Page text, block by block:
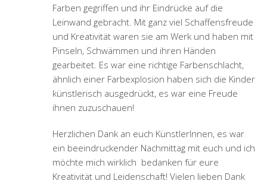
Farben gegriffen und ihr Eindrücke auf die
Leinwand gebracht. Mit ganz viel Schaffensfreude
und Kreativität waren sie am Werk und haben mit
Pinseln, Schwämmen und ihren Händen
gearbeitet. Es war eine richtige Farbenschlacht,
ähnlich einer Farbexplosion haben sich die Kinder
künstlerisch ausgedrückt, es war eine Freude
ihnen zuzuschauen!
Herzlichen Dank an euch KünstlerInnen, es war
ein beeindruckender Nachmittag mit euch und ich
möchte mich wirklich bedanken für eure
Kreativität und Leidenschaft! Vielen lieben Dank